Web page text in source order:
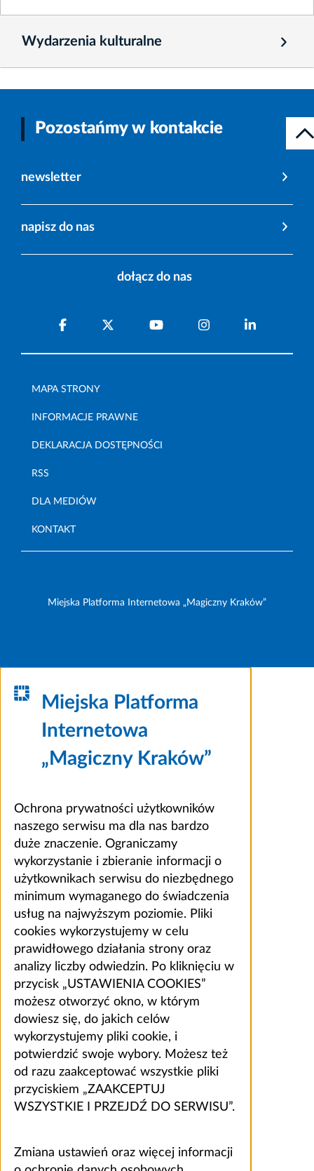
Wydarzenia kulturalne
Pozostańmy w kontakcie
newsletter
napisz do nas
dołącz do nas
MAPA STRONY
INFORMACJE PRAWNE
DEKLARACJA DOSTĘPNOŚCI
RSS
DLA MEDIÓW
KONTAKT
Miejska Platforma Internetowa „Magiczny Kraków”
Miejska Platforma
Internetowa
„Magiczny Kraków”
Ochrona prywatności użytkowników
naszego serwisu ma dla nas bardzo
duże znaczenie. Ograniczamy
wykorzystanie i zbieranie informacji o
użytkownikach serwisu do niezbędnego
minimum wymaganego do świadczenia
usług na najwyższym poziomie. Pliki
cookies wykorzystujemy w celu
prawidłowego działania strony oraz
analizy liczby odwiedzin. Po kliknięciu w
przycisk „USTAWIENIA COOKIES”
możesz otworzyć okno, w którym
dowiesz się, do jakich celów
wykorzystujemy pliki cookie, i
potwierdzić swoje wybory. Możesz też
od razu zaakceptować wszystkie pliki
przyciskiem „ZAAKCEPTUJ
WSZYSTKIE I PRZEJDŹ DO SERWISU”.
Zmiana ustawień oraz więcej informacji